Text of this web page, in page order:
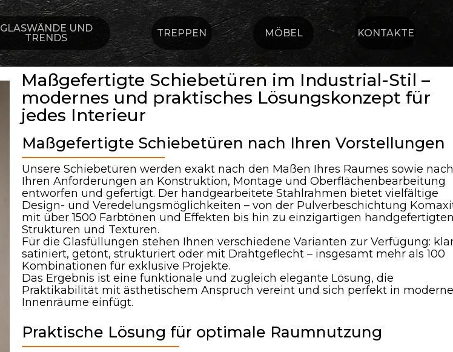
KONTAKTE
MÖBEL
TREPPEN
GLASWÄNDE UND
TRENDS
Maßgefertigte Schiebetüren im Industrial-Stil –
modernes und praktisches Lösungskonzept für
jedes Interieur
Praktische Lösung für optimale Raumnutzung
Unsere Schiebetüren werden exakt nach den Maßen Ihres Raumes sowie nach
Ihren Anforderungen an Konstruktion, Montage und Oberflächenbearbeitung
entworfen und gefertigt. Der handgearbeitete Stahlrahmen bietet vielfältige
Design- und Veredelungsmöglichkeiten – von der Pulverbeschichtung
mit über 1500 Farbtönen und Effekten bis hin zu einzigartigen
Strukturen und Texturen.
Für die Glasfüllungen stehen Ihnen verschiedene Varianten zur Verfügung:
satiniert, getönt, strukturiert oder mit Drahtgeflecht – insgesamt mehr als 100
Kombinationen für exklusive Projekte.
Das Ergebnis ist eine funktionale und zugleich elegante Lösung, die
Praktikabilität mit ästhetischem Anspruch vereint und sich perfekt in moderne
Innenräume einfügt.
Maßgefertigte Schiebetüren nach Ihren Vorstellungen